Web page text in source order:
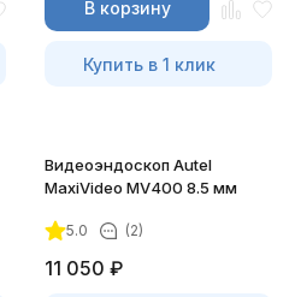
В корзину
Купить в 1 клик
Видеоэндоскоп Autel
MaxiVideo MV400 8.5 мм
5.0 (2)
11 050 ₽